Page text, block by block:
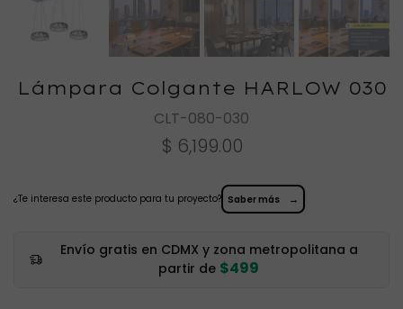
Lámpara Colgante HARLOW 030
CLT-080-030
$ 6,199.00
¿Te interesa este producto para tu proyecto? Saber más →
Envío gratis en CDMX y zona metropolitana a
partir de $499